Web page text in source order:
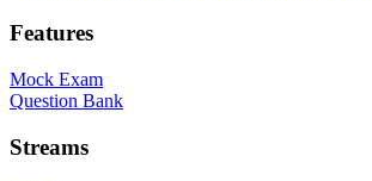
Features
Mock Exam
Question Bank
Streams